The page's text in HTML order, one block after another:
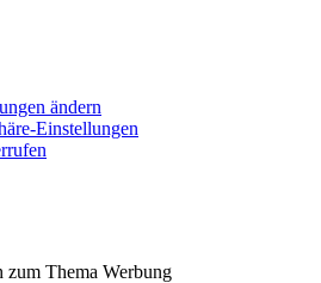
ändern
Einstellungen
Thema Werbung